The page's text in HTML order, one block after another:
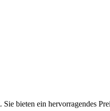
bieten ein hervorragendes